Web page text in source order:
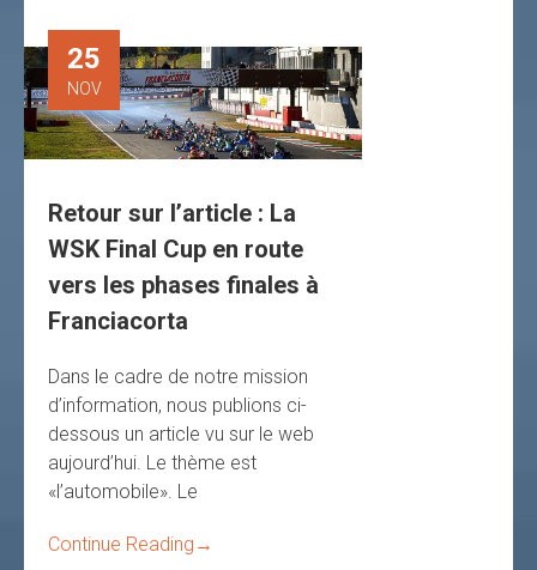
25
NOV
Retour sur l’article : La
WSK Final Cup en route
vers les phases finales à
Franciacorta
Dans le cadre de notre mission
d’information, nous publions ci-
dessous un article vu sur le web
aujourd’hui. Le thème est
«l’automobile». Le
Continue Reading →